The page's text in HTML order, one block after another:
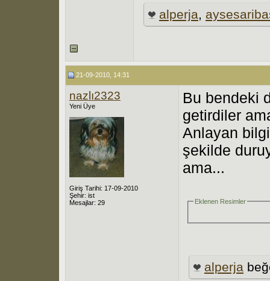
alperja,
21-09-2010, 14:31
nazlı2323
Yeni Üye
Giriş Tarihi: 17-09-2010
Şehir: ist
Mesajlar: 29
Bu bendeki
getirdiler
Anlayan
şekilde
ama...
Eklenen Resimler
alperja